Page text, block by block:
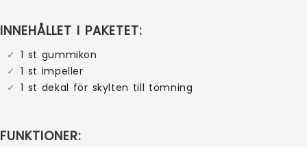
INNEHÅLLET I PAKETET:
1 st gummikon
1 st impeller
1 st dekal för skylten till tömning
FUNKTIONER: